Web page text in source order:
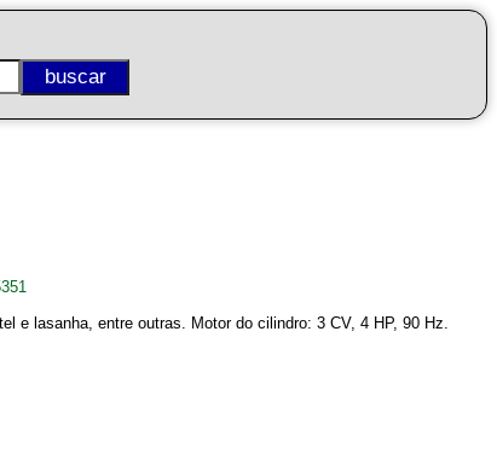
e lasanha, entre outras. Motor do cilindro: 3 CV, 4 HP, 90 Hz.